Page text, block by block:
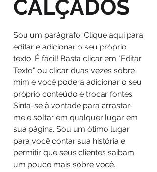
CALÇADOS
Sou um parágrafo. Clique aqui para
editar e adicionar o seu próprio
texto. É fácil! Basta clicar em "Editar
Texto" ou clicar duas vezes sobre
mim e você poderá adicionar o seu
próprio conteúdo e trocar fontes.
Sinta-se à vontade para arrastar-
me e soltar em qualquer lugar em
sua página. Sou um ótimo lugar
para você contar sua história e
permitir que seus clientes saibam
um pouco mais sobre você.